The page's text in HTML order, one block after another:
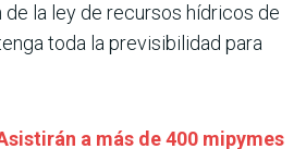
de la ley de recursos hídricos de
toda la previsibilidad para
a más de 400 mipymes